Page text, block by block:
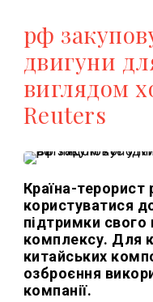
рф
двигуни
виглядом
Reuters
Країна-терорист
користуватися
підтримки
комплексу. Для
китайських
озброєння
компанії.